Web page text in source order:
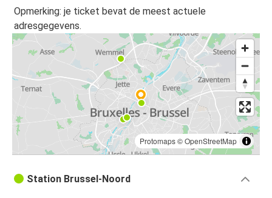
Opmerking: je ticket bevat de meest actuele
adresgegevens.
Protomaps©OpenStreetMap
Station Brussel-Noord